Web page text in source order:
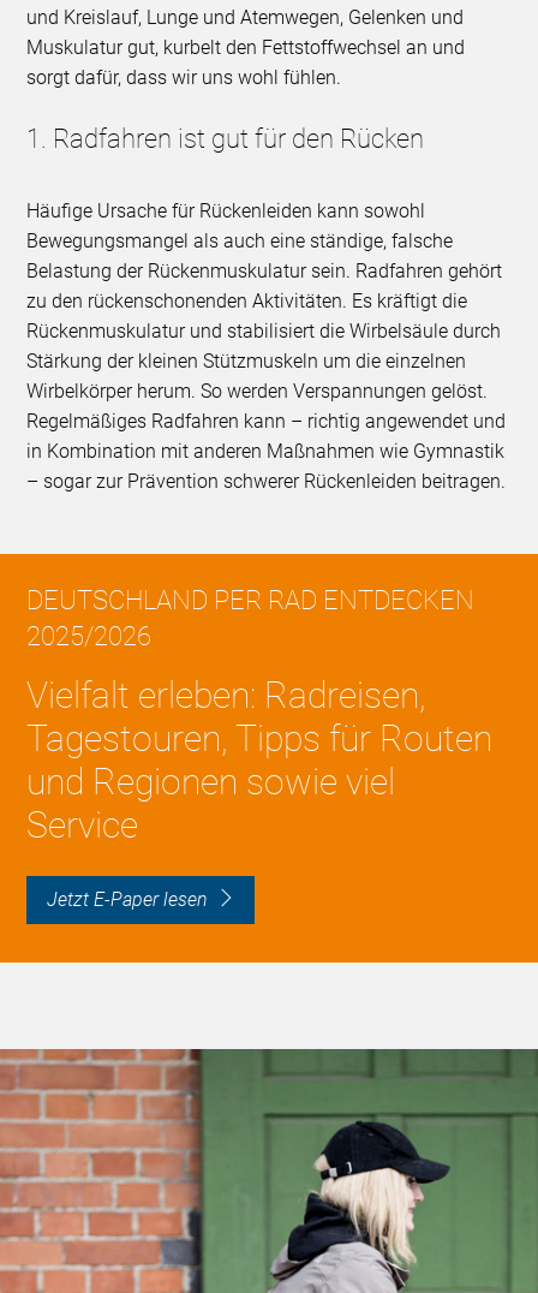
und Kreislauf, Lunge und Atemwegen, Gelenken und
Muskulatur gut, kurbelt den Fettstoffwechsel an und
sorgt dafür, dass wir uns wohl fühlen.
1. Radfahren ist gut für den Rücken
Häufige Ursache für Rückenleiden kann sowohl
Bewegungsmangel als auch eine ständige, falsche
Belastung der Rückenmuskulatur sein. Radfahren gehört
zu den rückenschonenden Aktivitäten. Es kräftigt die
Rückenmuskulatur und stabilisiert die Wirbelsäule durch
Stärkung der kleinen Stützmuskeln um die einzelnen
Wirbelkörper herum. So werden Verspannungen gelöst.
Regelmäßiges Radfahren kann – richtig angewendet und
in Kombination mit anderen Maßnahmen wie Gymnastik
– sogar zur Prävention schwerer Rückenleiden beitragen.
DEUTSCHLAND PER RAD ENTDECKEN
2025/2026
Vielfalt erleben: Radreisen,
Tagestouren, Tipps für Routen
und Regionen sowie viel
Service
Jetzt E-Paper lesen